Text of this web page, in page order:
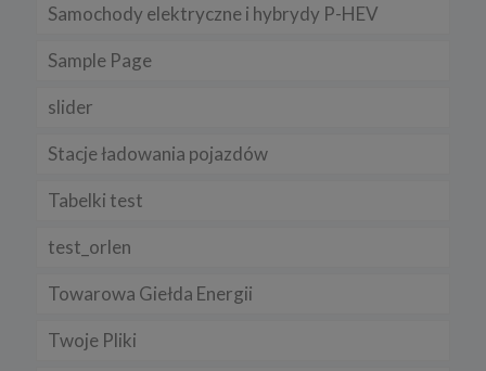
Samochody elektryczne i hybrydy P-HEV
Sample Page
slider
Stacje ładowania pojazdów
Tabelki test
test_orlen
Towarowa Giełda Energii
Twoje Pliki